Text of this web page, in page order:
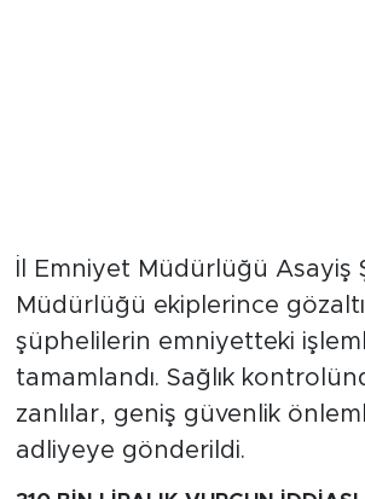
İl Emniyet Müdürlüğü Asayiş
Müdürlüğü ekiplerince
şüphelilerin emniyetteki
tamamlandı. Sağlık
zanlılar, geniş güvenlik
adliyeye gönderildi.